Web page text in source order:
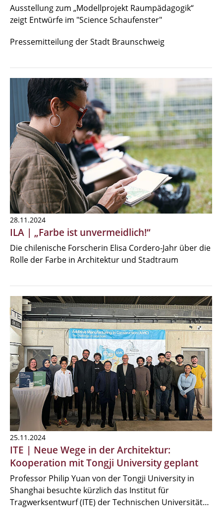
Ausstellung zum „Modellprojekt Raumpädagogik“
zeigt Entwürfe im "Science Schaufenster"
Pressemitteilung der Stadt Braunschweig
28.11.2024
ILA | „Farbe ist unvermeidlich!“
Die chilenische Forscherin Elisa Cordero-Jahr über die
Rolle der Farbe in Architektur und Stadtraum
25.11.2024
ITE | Neue Wege in der Architektur:
Kooperation mit Tongji University geplant
Professor Philip Yuan von der Tongji University in
Shanghai besuchte kürzlich das Institut für
Tragwerksentwurf (ITE) der Technischen Universität…